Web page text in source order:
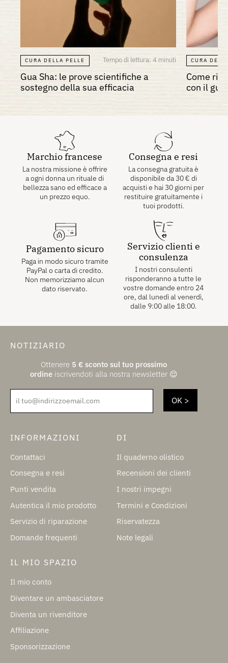
CURA DELLA PELLE Tempo di lettura: 4 minuti
Gua Sha: le prove scientifiche a
sostegno della sua efficacia
CURA
Come
con il gua
Marchio francese
La nostra missione è offrire
a ogni donna un rituale di
bellezza sano ed efficace a
un prezzo equo.
Consegna e resi
La consegna gratuita è
disponibile da 30 € di
acquisti e hai 30 giorni per
restituire gratuitamente i
tuoi prodotti.
Pagamento sicuro
Paga in modo sicuro tramite
PayPal o carta di credito.
Non memorizziamo alcun
dato riservato.
Servizio clienti e
consulenza
I nostri consulenti
risponderanno a tutte le
vostre domande entro 24
ore, dal lunedì al venerdì,
dalle 9:00 alle 18:00.
NOTIZIARIO
Ottenere 5 € sconto sul tuo prossimo
ordine iscrivendoti alla nostra newsletter 😌
il tuo@indirizzoemail.com
INFORMAZIONI
Contattaci
Consegna e resi
Punti vendita
Autentica il mio prodotto
Servizio di riparazione
Domande frequenti
DI
Il quaderno olistico
Recensioni dei clienti
I nostri impegni
Termini e Condizioni
Riservatezza
Note legali
IL MIO SPAZIO
Il mio conto
Diventare un ambasciatore
Diventa un rivenditore
Affiliazione
Sponsorizzazione